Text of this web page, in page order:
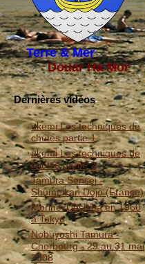
Terre & Mer
Douar Ha Mor
Dernières vidéos
ukemi Les techniques de
chutes partie 1
ukemi Les techniques de
chutes partie 2
Tamura Sensei -
Shumeikan Dojo (France)
Morihei Ueshiba en 1960
à Tokyo
Nobuyoshi Tamura -
Cherbourg - 29 au 31 mai
2008